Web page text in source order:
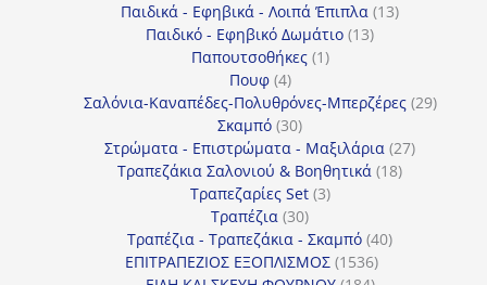
προϊόντα
Παιδικά - Εφηβικά - Λοιπά Έπιπλα 1313
Παιδικό - Εφηβικό Δωμάτιο 1313
Παπουτσοθήκες 11
Πουφ 44
προϊόντα
Σαλόνια-Καναπέδες-Πολυθρόνες-Μπερζέρες 2929
Σκαμπό 3030
προϊόντα
Στρώματα - Επιστρώματα - Μαξιλάρια 2727
Τραπεζάκια Σαλονιού & Βοηθητικά 1818
Τραπεζαρίες Set 33
Τραπέζια 3030
προϊόντα
Τραπέζια - Τραπεζάκια - Σκαμπό 4040
ΕΠΙΤΡΑΠΕΖΙΟΣ ΕΞΟΠΛΙΣΜΟΣ 15361536